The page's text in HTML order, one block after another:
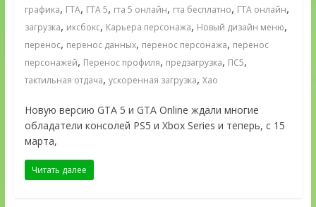
графика, ГТА, ГТА 5, гта 5 онлайн, гта бесплатно, ГТА онлайн,
загрузка, иксбокс, Карьера персонажа, Новый дизайн меню,
перенос, перенос данных, перенос персонажа, перенос
персонажей, Перенос профиля, предзагрузка, ПС5,
тактильная отдача, ускоренная загрузка, Хао
Новую версию GTA 5 и GTA Online ждали многие
обладатели консолей PS5 и Xbox Series и теперь, с 15
марта,
Читать далее